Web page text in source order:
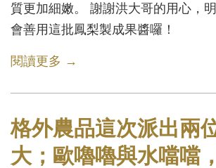
質更加細嫩。 謝謝洪大哥的用心，
會善用這批鳳梨製成果醬囉！
閱讀更多 →
格外農品這次派出兩
大；歐嚕嚕與水噹噹